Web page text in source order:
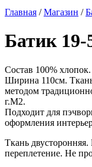
Главная /Магазин /
Батик 19-
Состав 100% хлопок.
Ширина 110см.
методом
г.М2.
Подходит для
оформления
Ткань
переплетение. Не